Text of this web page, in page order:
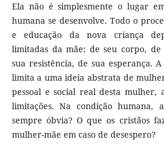
Ela não é simplesmente o lugar
humana se desenvolve. Todo o
e educação da nova criança
limitadas da mãe: de seu corpo,
sua resistência, de sua esperança.
limita a uma ideia abstrata de
pessoal e social real desta mulher,
limitações. Na condição humana,
sempre óbvia? O que os cristãos
mulher-mãe em caso de desespero?